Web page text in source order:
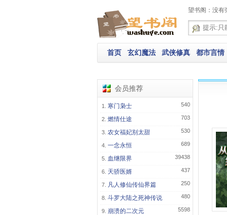
望书阁：没有
首页 玄幻魔法 武侠修真 都市言情
会员推荐
540
寒门枭士
703
燃情仕途
530
农女福妃别太甜
689
一念永恒
39438
血继限界
437
天骄医婿
250
凡人修仙传仙界篇
480
斗罗大陆之死神传说
5598
崩溃的二次元